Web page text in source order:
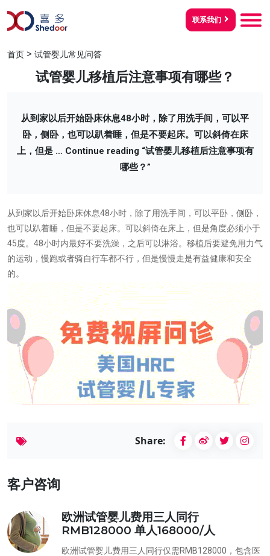
联系我们
首页 > 试管婴儿常见问答
试管婴儿移植后注意事项有哪些？
从到家以后开始卧床休息48小时，除了用洗手间，可以平
卧，侧卧，也可以趴着睡，但是不要起床。可以斜倚在床
上，但是 … Continue reading“试管婴儿移植后注意事项有
哪些？”
从到家以后开始卧床休息48小时，除了用洗手间，可以平卧，侧卧，
也可以趴着睡，但是不要起床。可以斜倚在床上，但是角度必须小于
45度。48小时内最好不要洗澡，之后可以淋浴。移植后要避免用力气
的运动，慢跑或者骑自行车都不行，但是慢慢走是有益健康和安全
的。
Share:
客户咨询
欧洲试管婴儿费用三人同行
RMB128000 单人168000/人
欧洲试管婴儿费用三人同行仅需RMB128000，包含医